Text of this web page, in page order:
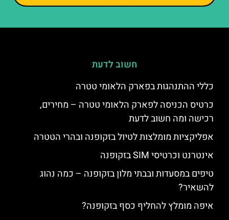
חשוב לדעת
כללי ההתנהגות בפארק הלאומי טטרה
כרטיס הכניסה לפארק הלאומי טטרה – מחירים,
רכישה ומה חשוב לדעת
אפליקציות מומלצות לטיול בזקופנה ובהרי הטטרה
אינטרנט וכרטיסי SIM בזקופנה
טיפים במסעדות ובבתי מלון בזקופנה – כמה נהוג
להשאיר?
איפה מומלץ להחליף כסף בזקופנה?